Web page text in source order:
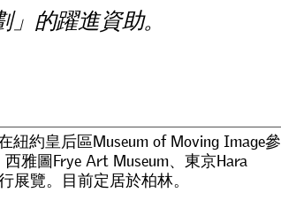
」 的躍進資助。
紐約皇后區Museum of Moving Image參
西雅圖Frye Art Museum、 東京Hara
展覽。 目前定居於柏林。